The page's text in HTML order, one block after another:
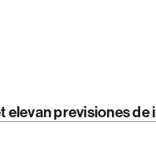
elevan previsiones